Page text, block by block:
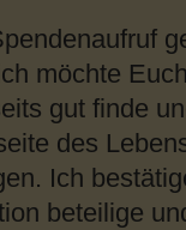
möchte
gut finde
des
Ich
beteilige